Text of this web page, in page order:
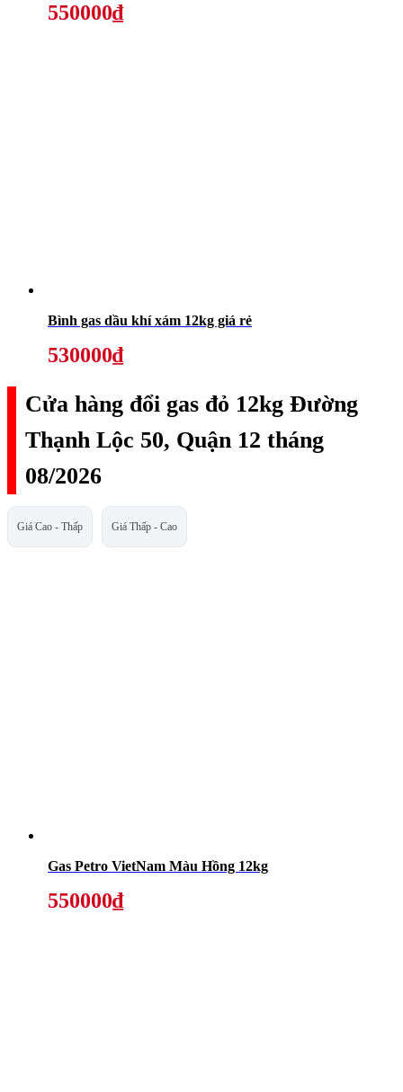
550000₫
Bình gas dầu khí xám 12kg giá rẻ
530000₫
Cửa hàng đổi gas đỏ 12kg Đường
Thạnh Lộc 50, Quận 12 tháng
08/2026
Giá Cao - Thấp Giá Thấp - Cao
Gas Petro VietNam Màu Hồng 12kg
550000₫